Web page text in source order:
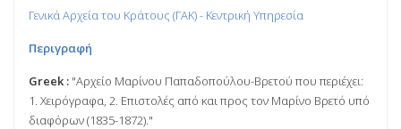
Γενικά Αρχεία του Κράτους (ΓΑΚ) - Κεντρική Υπηρεσία
Περιγραφή
Greek : "Αρχείο Μαρίνου Παπαδοπούλου-Βρετού που περιέχει:
1. Χειρόγραφα, 2. Επιστολές από και προς τον Μαρίνο Βρετό υπό
διαφόρων (1835-1872)."